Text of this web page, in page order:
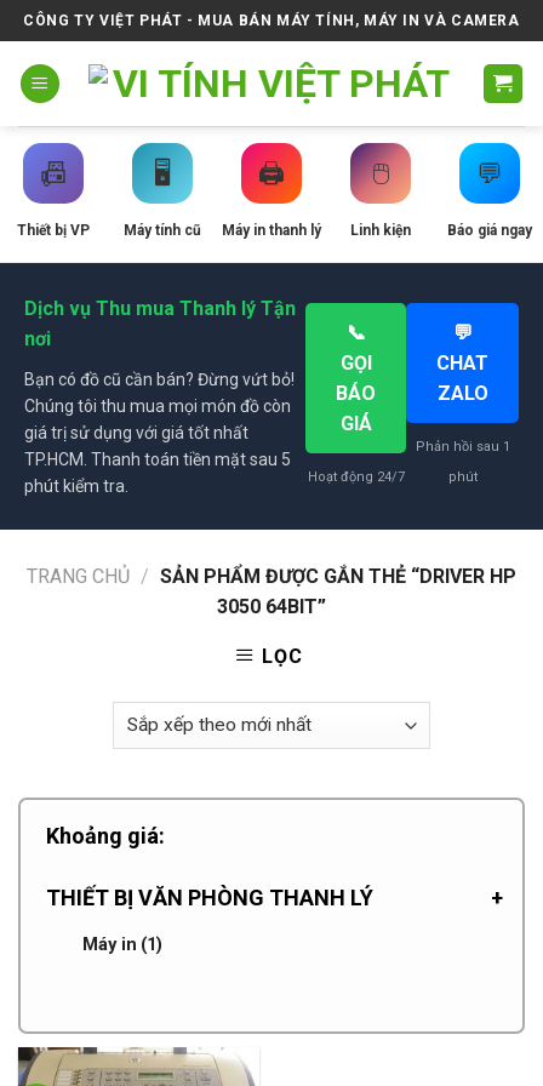
Skip
to
content
CÔNG TY VIỆT PHÁT - MUA BÁN MÁY TÍNH, MÁY IN VÀ CAMERA
📠
Thiết bị VP
🖥️
Máy tính cũ
🖨️
Máy in thanh lý
🖱️
Linh kiện
💬
Báo giá ngay
Dịch vụ Thu mua Thanh lý Tận
nơi
Bạn có đồ cũ cần bán? Đừng vứt bỏ!
Chúng tôi thu mua mọi món đồ còn
giá trị sử dụng với giá tốt nhất
TP.HCM. Thanh toán tiền mặt sau 5
phút kiểm tra.
📞
GỌI
BÁO
GIÁ
Hoạt động 24/7
💬
CHAT
ZALO
Phản hồi sau 1
phút
TRANG CHỦ / SẢN PHẨM ĐƯỢC GẮN THẺ “DRIVER HP
3050 64BIT”
LỌC
Khoảng giá:
THIẾT BỊ VĂN PHÒNG THANH LÝ +
Máy in (1)